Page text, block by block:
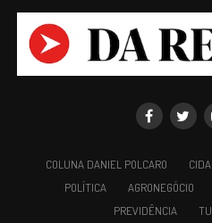
COLUNA DANIEL POLCARO
POLÍTICA
AGRONEGÓCIO
PREVIDÊNCIA